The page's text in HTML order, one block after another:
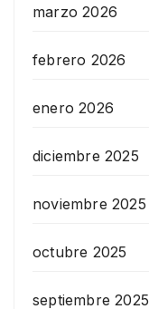
marzo 2026
febrero 2026
enero 2026
diciembre 2025
noviembre 2025
octubre 2025
septiembre 2025